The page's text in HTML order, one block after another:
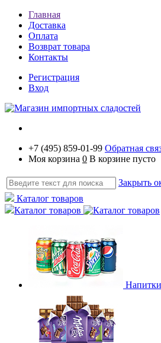
Главная
Доставка
Оплата
Возврат товара
Контакты
Регистрация
Вход
+7 (495) 859-01-99 Обратная
Моя корзина 0 В корзине пусто
Закрыть
Каталог товаров
Каталог товаров
Напитки